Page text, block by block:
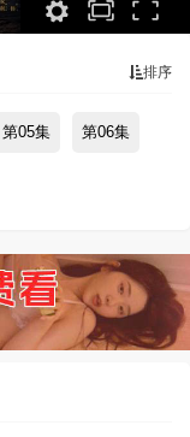
排序
第05集 第06集